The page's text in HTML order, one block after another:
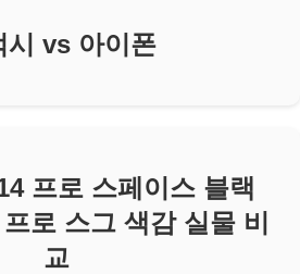
시 vs 아이폰
프로 스페이스 블랙
로 스그 색감 실물 비
교